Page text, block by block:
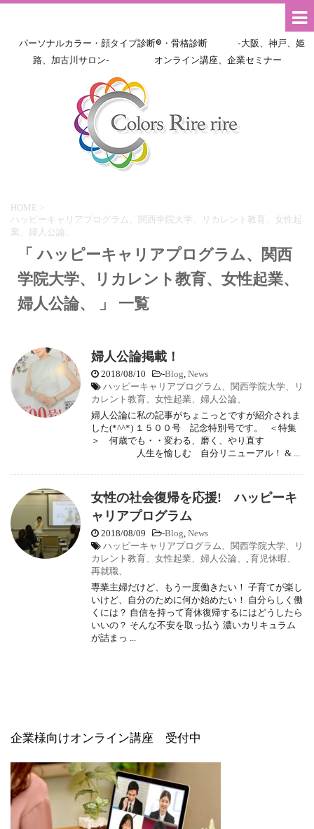
パーソナルカラー・顔タイプ診断®・骨格診断 -大阪、神戸、姫
路、加古川サロン- オンライン講座、企業セミナー
HOME >
ハッピーキャリアプログラム、関西学院大学、リカレント教育、女性起
業、婦人公論、
「 ハッピーキャリアプログラム、関西
学院大学、リカレント教育、女性起業、
婦人公論、 」 一覧
婦人公論掲載！
2018/08/10 -Blog, News
ハッピーキャリアプログラム、関西学院大学、リ
カレント教育、女性起業、婦人公論、
婦人公論に私の記事がちょこっとですが紹介されま
した(*^^*) １５００号 記念特別号です。 ＜特集
＞ 何歳でも・・変わる、磨く、やり直す
人生を愉しむ 自分リニューアル！ & ...
女性の社会復帰を応援! ハッピーキ
ャリアプログラム
2018/08/09 -Blog, News
ハッピーキャリアプログラム、関西学院大学、リ
カレント教育、女性起業、婦人公論、 , 育児休暇、
再就職、
専業主婦だけど、もう一度働きたい！ 子育てが楽し
いけど、自分のために何か始めたい！ 自分らしく働
くには？ 自信を持って育休復帰するにはどうしたら
いいの？ そんな不安を取っ払う 濃いカリキュラム
が詰まっ ...
企業様向けオンライン講座 受付中